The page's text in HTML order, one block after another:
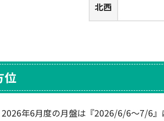
北西
位
年6月度の月盤は『2026/6/6～7/6』